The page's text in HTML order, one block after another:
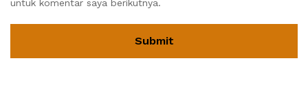
untuk komentar saya berikutnya.